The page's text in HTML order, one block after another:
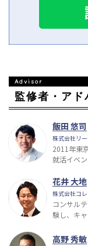
監修者・アド
飯田 悠司
株式会社リ
2011年東
就活イベ
花井 大地
株式会社コ
コンサル
験し、キ
高野 秀敏